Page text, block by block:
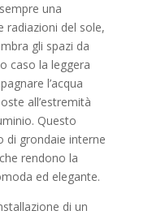
una
radiazioni del sole,
gli spazi da
caso la leggera
l’acqua
all’estremità
Questo
di grondaie interne
rendono la
ed elegante.
di un